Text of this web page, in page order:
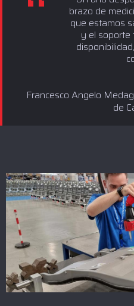
brazo de
que estamos
y el soporte
Francesco Angelo
de